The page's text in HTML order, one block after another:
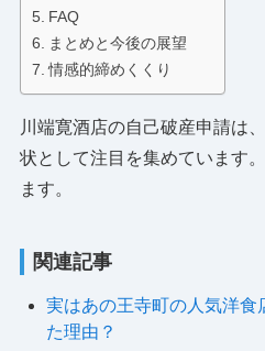
FAQ
まとめと今後の展望
情感的締めくくり
川端寛酒店の自己破産申請は
状として注目を集めています
ます。
関連記事
実はあの王寺町の人気洋
た理由？